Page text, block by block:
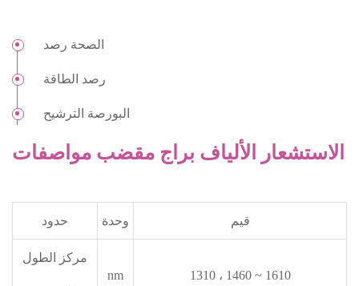
الصحة رصد
رصد الطاقة
البورصة الترشيح
الاستشعار الألياف براج مقضب مواصفات
حدود وحدة قيم
مركز الطول
nm 1310 ، 1460 ~ 1610